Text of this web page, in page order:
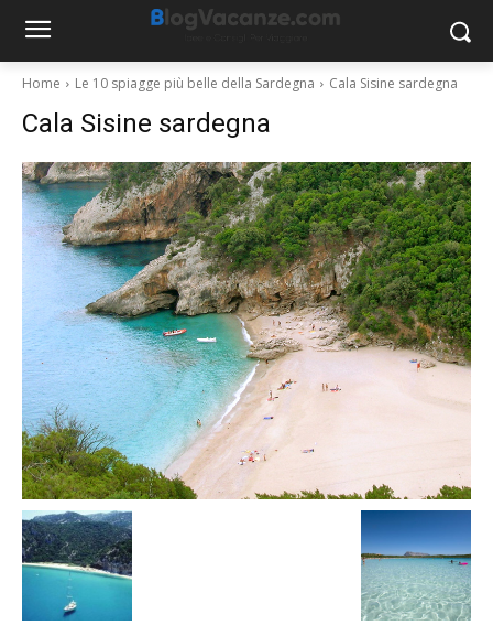
Home Le 10 spiagge più belle della Sardegna Cala Sisine sardegna
Cala Sisine sardegna